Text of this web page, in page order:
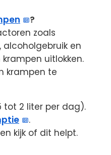
?
zoals
en
uitlokken.
krampen te
tot 2 liter per dag).
.
kijk of dit helpt.